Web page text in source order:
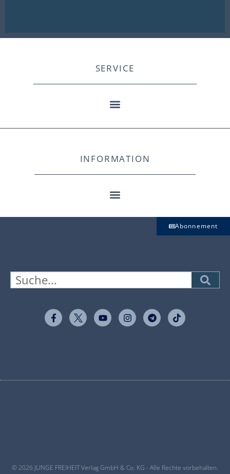
SERVICE
INFORMATION
Abonnement
© 2026 JUNGE FREIHEIT Verlag GmbH & Co. KG - Alle Rechte vorbehalten.